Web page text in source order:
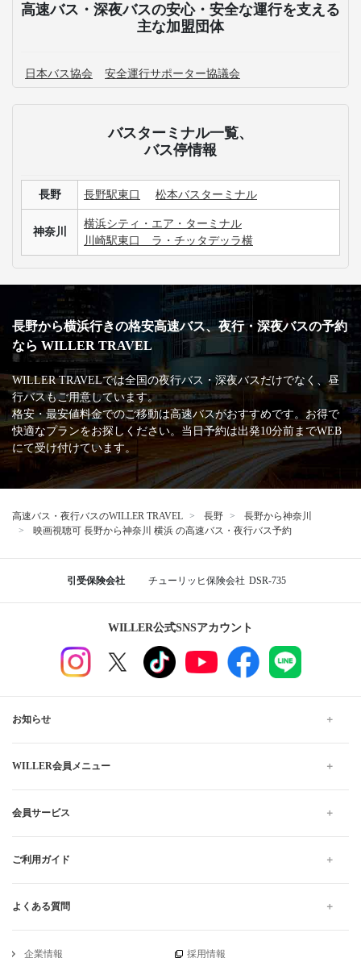
高速バス・深夜バスの安心・安全な運行を支える
主な加盟団体
日本バス協会 安全運行サポーター協議会
バスターミナル一覧、
バス停情報
長野 長野駅東口 松本バスターミナル
神奈川
横浜シティ・エア・ターミナル
川崎駅東口 ラ・チッタデッラ横
長野から横浜行きの格安高速バス、夜行・深夜バスの予約
なら WILLER TRAVEL
WILLER TRAVELでは全国の夜行バス・深夜バスだけでなく、昼
行バスもご用意しています。
格安・最安値料金でのご移動は高速バスがおすすめです。お得で
快適なプランをお探しください。当日予約は出発10分前までWEB
にて受け付けています。
高速バス・夜行バスのWILLER TRAVEL 長野
長野から神奈川
映画視聴可 長野から神奈川 横浜 の高速バス・夜行バス予約
引受保険会社 チューリッヒ保険会社 DSR-735
WILLER公式SNSアカウント
お知らせ
WILLER会員メニュー
会員サービス
ご利用ガイド
よくある質問
企業情報 採用情報